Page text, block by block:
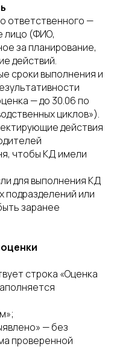
ответственного —
лицо (ФИО,
за планирование,
действий.
сроки выполнения и
— до 30.06 по
циклов»).
действия
чтобы КД имели
для выполнения КД
подразделений или
заранее
строка «Оценка
— без
проверенной